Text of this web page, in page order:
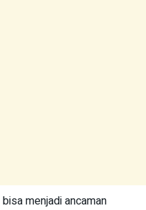
menjadi ancaman